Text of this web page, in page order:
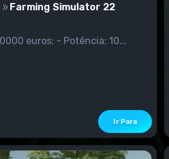
Farming Simulator 22
Bizon Z056 - Custo: 30000 euros; - Potência: 10...
Ir Para